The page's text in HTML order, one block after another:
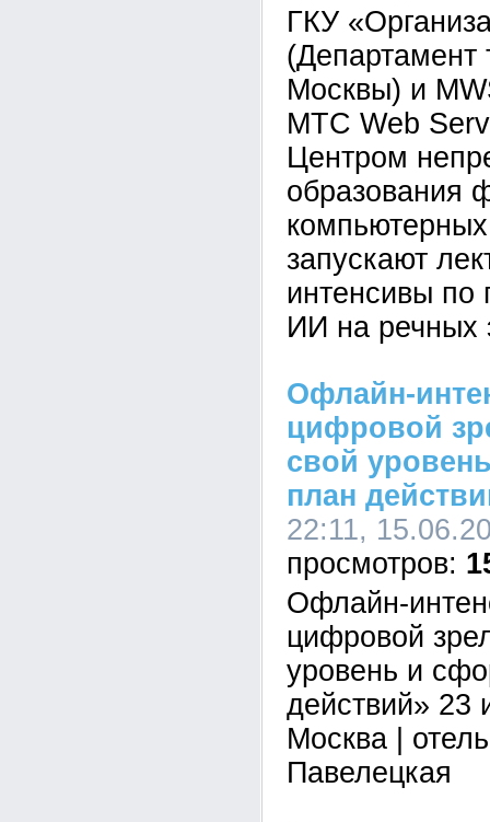
ГКУ
(Департамент
Москвы) и
МТС Web
Центром
образования
запускают
интенсивы по
ИИ на речных
Офлайн-
цифровой
свой
план
22:11,
Офлайн-
цифровой
уровень и
действий» 23
Москва |
Павелецкая